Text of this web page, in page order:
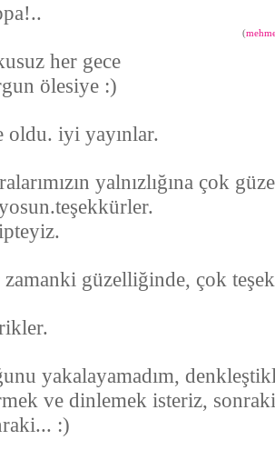
(
her gece
ölesiye :)
oldu. iyi yayınlar.
yalnızlığına çok
zamanki güzelliğinde, çok
yakalayamadım,
ve dinlemek isteriz,
:)